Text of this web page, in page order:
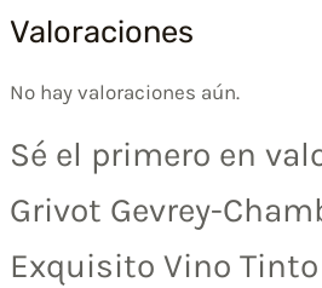
Valoraciones
No hay valoraciones aún.
Sé el primero en
Grivot Gevrey-
Exquisito Vino